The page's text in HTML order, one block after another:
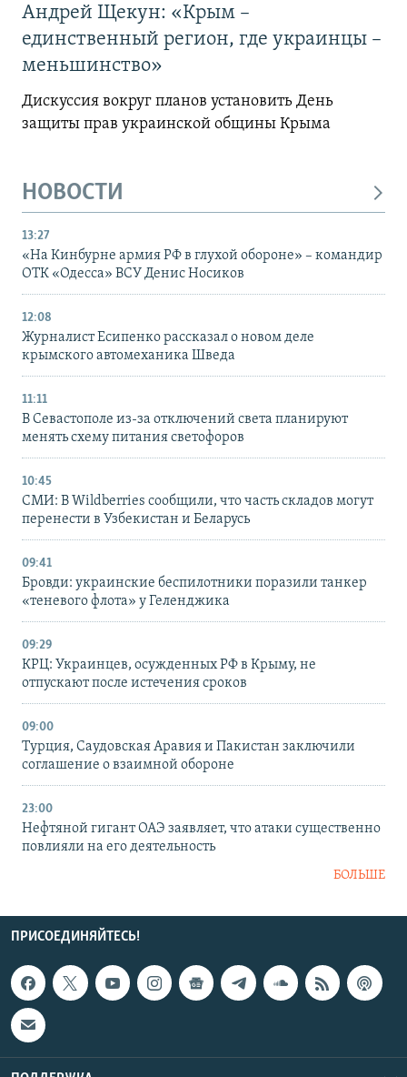
Андрей Щекун: «Крым –
единственный регион, где украинцы –
меньшинство»
Дискуссия вокруг планов установить День
защиты прав украинской общины Крыма
НОВОСТИ
13:27
«На Кинбурне армия РФ в глухой обороне» – командир
ОТК «Одесса» ВСУ Денис Носиков
12:08
Журналист Есипенко рассказал о новом деле
крымского автомеханика Шведа
11:11
В Севастополе из-за отключений света планируют
менять схему питания светофоров
10:45
СМИ: В Wildberries сообщили, что часть складов могут
перенести в Узбекистан и Беларусь
09:41
Бровди: украинские беспилотники поразили танкер
«теневого флота» у Геленджика
09:29
КРЦ: Украинцев, осужденных РФ в Крыму, не
отпускают после истечения сроков
09:00
Турция, Саудовская Аравия и Пакистан заключили
соглашение о взаимной обороне
23:00
Нефтяной гигант ОАЭ заявляет, что атаки существенно
повлияли на его деятельность
БОЛЬШЕ
ПРИСОЕДИНЯЙТЕСЬ!